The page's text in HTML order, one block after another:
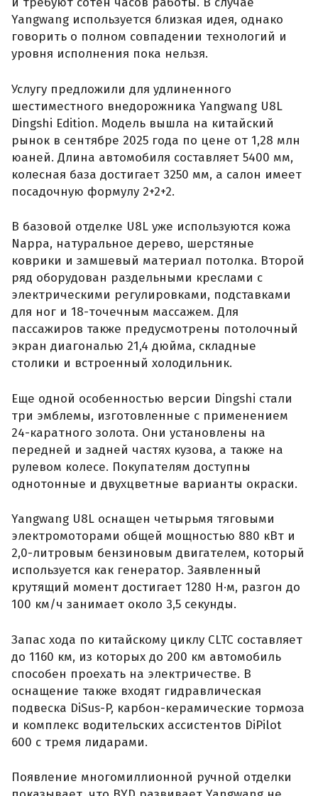
Yangwang используется близкая идея, однако
говорить о полном совпадении технологий и
уровня исполнения пока нельзя.
Услугу предложили для удлиненного
шестиместного внедорожника Yangwang U8L
Dingshi Edition. Модель вышла на китайский
рынок в сентябре 2025 года по цене от 1,28 млн
юаней. Длина автомобиля составляет 5400 мм,
колесная база достигает 3250 мм, а салон имеет
посадочную формулу 2+2+2.
В базовой отделке U8L уже используются кожа
Nappa, натуральное дерево, шерстяные
коврики и замшевый материал потолка. Второй
ряд оборудован раздельными креслами с
электрическими регулировками, подставками
для ног и 18-точечным массажем. Для
пассажиров также предусмотрены потолочный
экран диагональю 21,4 дюйма, складные
столики и встроенный холодильник.
Еще одной особенностью версии Dingshi стали
три эмблемы, изготовленные с применением
24-каратного золота. Они установлены на
передней и задней частях кузова, а также на
рулевом колесе. Покупателям доступны
однотонные и двухцветные варианты окраски.
Yangwang U8L оснащен четырьмя тяговыми
электромоторами общей мощностью 880 кВт и
2,0-литровым бензиновым двигателем, который
используется как генератор. Заявленный
крутящий момент достигает 1280 Н·м, разгон до
100 км/ч занимает около 3,5 секунды.
Запас хода по китайскому циклу CLTC составляет
до 1160 км, из которых до 200 км автомобиль
способен проехать на электричестве. В
оснащение также входят гидравлическая
подвеска DiSus-P, карбон-керамические тормоза
и комплекс водительских ассистентов DiPilot
600 с тремя лидарами.
Появление многомиллионной ручной отделки